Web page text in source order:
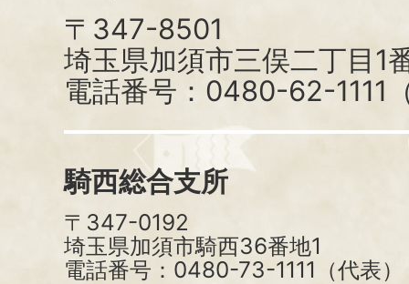
〒347-8501
埼玉県加須市三俣二丁目1
電話番号：0480-62-1111
騎西総合支所
〒347-0192
埼玉県加須市騎西36番地1
電話番号：0480-73-1111（代表）